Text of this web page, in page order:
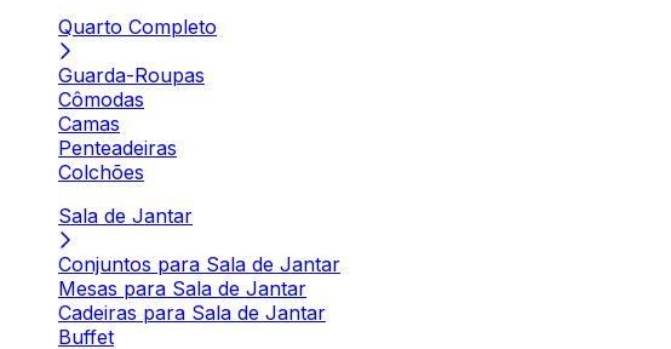
Quarto Completo
Guarda-Roupas
Cômodas
Camas
Penteadeiras
Colchões
Sala de Jantar
Conjuntos para Sala de Jantar
Mesas para Sala de Jantar
Cadeiras para Sala de Jantar
Buffet